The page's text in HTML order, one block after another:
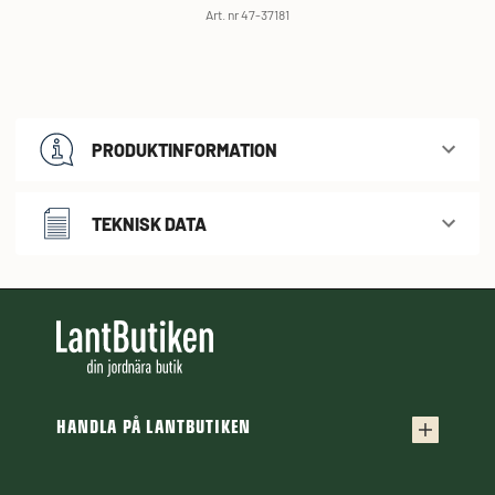
Art. nr 47-37181
PRODUKTINFORMATION
TEKNISK DATA
HANDLA PÅ LANTBUTIKEN